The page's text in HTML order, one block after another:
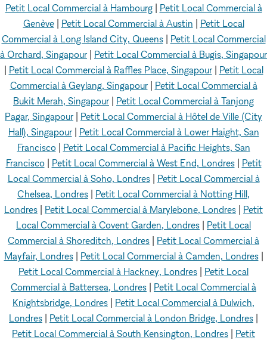
Petit Local Commercial à Hambourg| Petit Local Commercial à
Genève| Petit Local Commercial à Austin
Petit Local
Commercial à Long Island City, Queens| Petit Local Commercial
à Orchard, Singapour
Petit Local Commercial à Bugis, Singapour
Petit Local Commercial à Raffles Place, Singapour| Petit Local
Commercial à Geylang, Singapour| Petit Local Commercial à
Bukit Merah, Singapour
Petit Local Commercial à Tanjong
Pagar, Singapour
Petit Local Commercial à Hôtel de Ville (City
Hall), Singapour| Petit Local Commercial à Lower Haight, San
Francisco| Petit Local Commercial à Pacific Heights, San
Francisco| Petit Local Commercial à West End, Londres| Petit
Local Commercial à Soho, Londres| Petit Local Commercial à
Chelsea, Londres
Petit Local Commercial à Notting Hill,
Londres
Petit Local Commercial à Marylebone, Londres
Petit
Local Commercial à Covent Garden, Londres
Petit Local
Commercial à Shoreditch, Londres
Petit Local Commercial à
Mayfair, Londres| Petit Local Commercial à Camden, Londres|
Petit Local Commercial à Hackney, Londres
Petit Local
Commercial à Battersea, Londres
Petit Local Commercial à
Knightsbridge, Londres
Petit Local Commercial à Dulwich,
Londres
Petit Local Commercial à London Bridge, Londres
Petit Local Commercial à South Kensington, Londres
Petit